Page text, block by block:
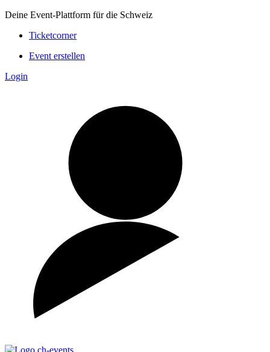
Deine Event-Plattform für die Schweiz
Ticketcorner
Event erstellen
Login